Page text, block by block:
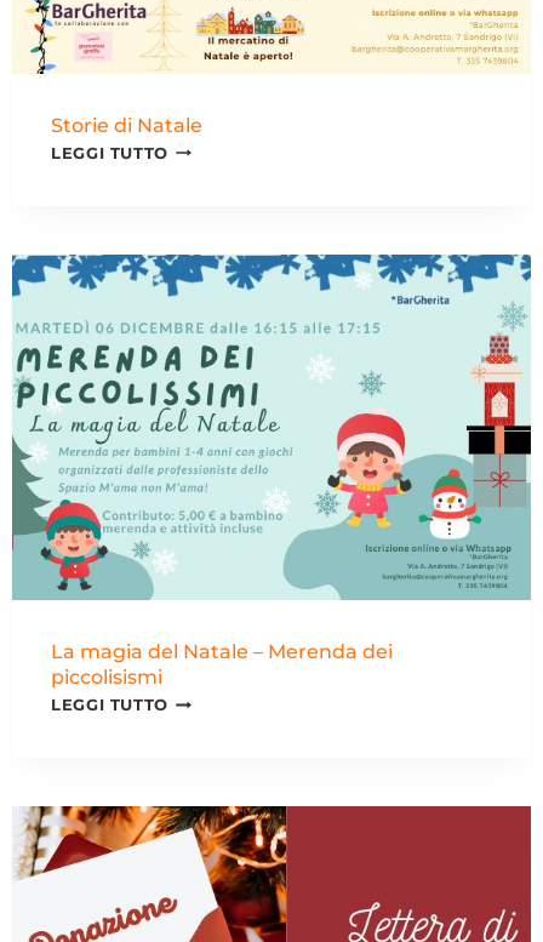
Storie di Natale
LEGGI TUTTO
La magia del Natale – Merenda dei
piccolisismi
LEGGI TUTTO